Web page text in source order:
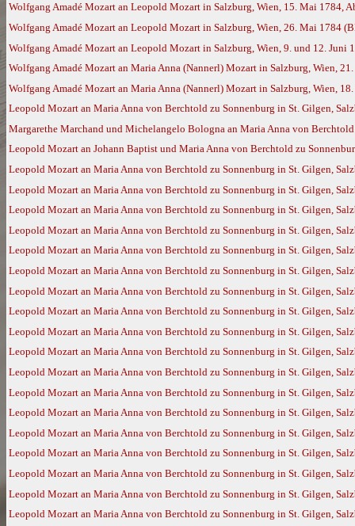
Wolfgang Amadé Mozart an Leopold Mozart in Salzburg, Wien, 15. Mai 1784,
Wolfgang Amadé Mozart an Leopold Mozart in Salzburg, Wien, 26. Mai 1784
Wolfgang Amadé Mozart an Leopold Mozart in Salzburg, Wien, 9. und 12. Juni
Wolfgang Amadé Mozart an Maria Anna (Nannerl) Mozart in Salzburg, Wien,
Wolfgang Amadé Mozart an Maria Anna (Nannerl) Mozart in Salzburg, Wien,
Leopold Mozart an Maria Anna von Berchtold zu Sonnenburg in St. Gilgen,
Margarethe Marchand und Michelangelo Bologna an Maria Anna von
Leopold Mozart an Johann Baptist und Maria Anna von Berchtold zu
Leopold Mozart an Maria Anna von Berchtold zu Sonnenburg in St. Gilgen,
Leopold Mozart an Maria Anna von Berchtold zu Sonnenburg in St. Gilgen,
Leopold Mozart an Maria Anna von Berchtold zu Sonnenburg in St. Gilgen,
Leopold Mozart an Maria Anna von Berchtold zu Sonnenburg in St. Gilgen,
Leopold Mozart an Maria Anna von Berchtold zu Sonnenburg in St. Gilgen,
Leopold Mozart an Maria Anna von Berchtold zu Sonnenburg in St. Gilgen,
Leopold Mozart an Maria Anna von Berchtold zu Sonnenburg in St. Gilgen,
Leopold Mozart an Maria Anna von Berchtold zu Sonnenburg in St. Gilgen,
Leopold Mozart an Maria Anna von Berchtold zu Sonnenburg in St. Gilgen,
Leopold Mozart an Maria Anna von Berchtold zu Sonnenburg in St. Gilgen,
Leopold Mozart an Maria Anna von Berchtold zu Sonnenburg in St. Gilgen,
Leopold Mozart an Maria Anna von Berchtold zu Sonnenburg in St. Gilgen,
Leopold Mozart an Maria Anna von Berchtold zu Sonnenburg in St. Gilgen,
Leopold Mozart an Maria Anna von Berchtold zu Sonnenburg in St. Gilgen,
Leopold Mozart an Maria Anna von Berchtold zu Sonnenburg in St. Gilgen,
Leopold Mozart an Maria Anna von Berchtold zu Sonnenburg in St. Gilgen,
Leopold Mozart an Maria Anna von Berchtold zu Sonnenburg in St. Gilgen,
Leopold Mozart an Maria Anna von Berchtold zu Sonnenburg in St. Gilgen,